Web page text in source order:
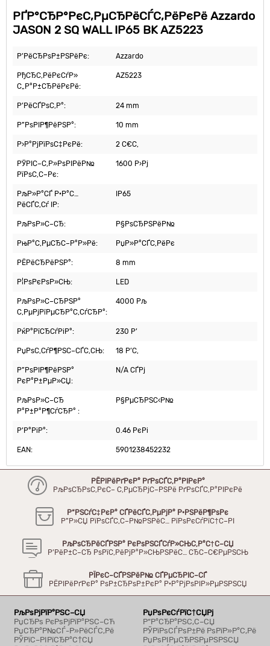
РҐР°СЂР°РєС‚РµСЂРёСЃС‚РёРєРё Azzardo
JASON 2 SQ WALL IP65 BK AZ5223
Р’РёСЂРѕР±РЅРёРє: Azzardo
РђСЂС‚РёРєСѓР»
С„Р°Р±СЂРёРєРё:
AZ5223
Р’РёСЃРѕС‚Р°: 24 mm
Р”РѕРІР¶РёРЅР°: 10 mm
Р›Р°РјРїРѕС‡РєРё: 2 С€С‚
РЎРІС–С‚Р»РѕРІРёР№
РїРѕС‚С–Рє:
1600 Р›Рј
РљР»Р°СЃ Р·Р°С…
РёСЃС‚Сѓ IP:
IP65
РљРѕР»С–СЂ: Р§РѕСЂРЅРёР№
РњР°С‚РµСЂС–Р°Р»Рё: РџР»Р°СЃС‚РёРє
РЁРёСЂРёРЅР°: 8 mm
Р¦РѕРєРѕР»СЊ: LED
РљРѕР»С–СЂРЅР°
С‚РµРјРїРµСЂР°С‚СѓСЂР°:
4000 Рљ
РќР°РїСЂСѓРіР°: 230 Р’
РџРѕС‚СѓР¶РЅС–СЃС‚СЊ: 18 Р’С‚
Р”РѕРІР¶РёРЅР°
РєР°Р±РµР»СЏ:
N/A СЃРј
РљРѕР»С–СЂ
Р°Р±Р°Р¶СѓСЂР° :
Р§РµСЂРЅС‹Р№
Р’Р°РіР°: 0.46 РєРі
EAN: 5901238452232
РЁРІРёРґРєР° РґРѕСЃС‚Р°РІРєР°
РљРѕСЂРѕС‚РєС– С‚РµСЂРјС–РЅРё РґРѕСЃС‚Р°РІРєРё
Р“РЅСѓС‡РєР° СЃРёСЃС‚РµРјР° Р·РЅРёР¶РѕРє
Р”Р»СЏ РїРѕСЃС‚С–Р№РЅРёС… РїРѕРєСѓРїС†С–РІ
РљРѕСЂРёСЃРЅР° РєРѕРЅСЃСѓР»СЊС‚Р°С†С–СЏ
Р’РёР±С–СЂ РѕРїС‚РёРјР°Р»СЊРЅРёС… СЂС–С€РµРЅСЊ
РЇРєС–СЃРЅРёР№ СЃРµСЂРІС–СЃ
РЁРІРёРґРєР° РѕР±СЂРѕР±РєР° Р·Р°РјРѕРІР»РµРЅРЅСЏ
РљРѕРјРїР°РЅС–СЏ
РџСЂРѕ РєРѕРјРїР°РЅС–СЋ
РџСЂР°Р№СЃ-Р»РёСЃС‚Рё
РЎРїС–РІРїСЂР°С†СЏ
РџРѕРєСѓРїС†СЏРј
Р“Р°СЂР°РЅС‚С–СЏ
РЎРїРѕСЃРѕР±Рё РѕРїР»Р°С‚Рё
РџРѕРІРµСЂРЅРµРЅРЅСЏ